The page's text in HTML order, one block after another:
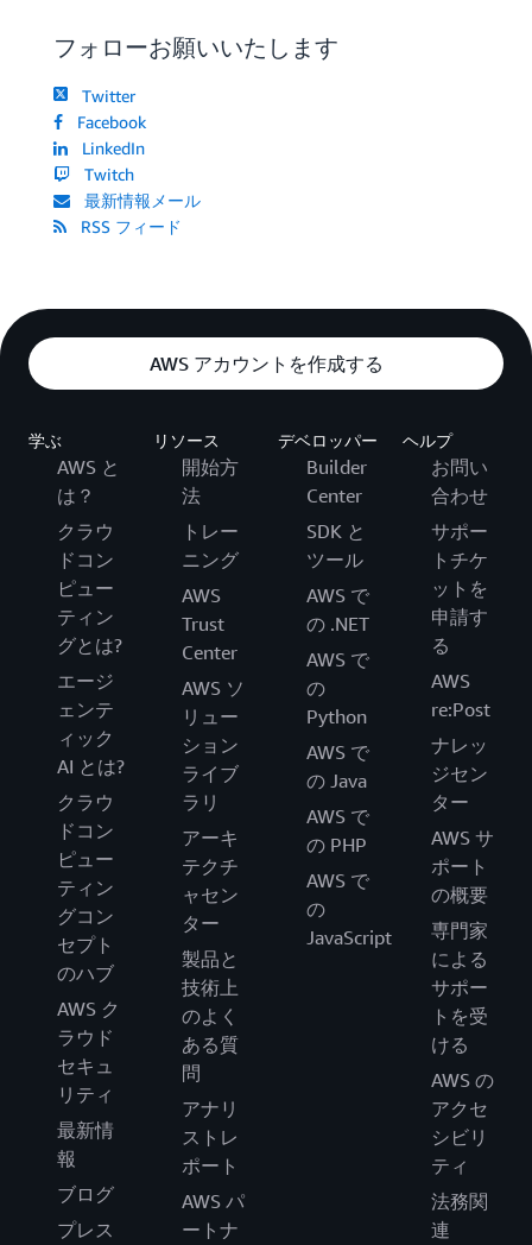
フォローお願いいたします
Twitter
Facebook
LinkedIn
Twitch
最新情報メール
RSS フィード
AWS アカウントを作成する
学ぶ
AWS と
は？
クラウ
ドコン
ピュー
ティン
グとは?
エージ
ェンテ
ィック
AI とは?
クラウ
ドコン
ピュー
ティン
グコン
セプト
のハブ
AWS ク
ラウド
セキュ
リティ
最新情
報
ブログ
プレス
リソース
開始方
法
トレー
ニング
AWS
Trust
Center
AWS ソ
リュー
ション
ライブ
ラリ
アーキ
テクチ
ャセン
ター
製品と
技術上
のよく
ある質
問
アナリ
ストレ
ポート
AWS パ
ートナ
デベロッパー
Builder
Center
SDK と
ツール
AWS で
の .NET
AWS で
の
Python
AWS で
の Java
AWS で
の PHP
AWS で
の
JavaScript
ヘルプ
お問い
合わせ
サポー
トチケ
ットを
申請す
る
AWS
re:Post
ナレッ
ジセン
ター
AWS サ
ポート
の概要
専門家
による
サポー
トを受
ける
AWS の
アクセ
シビリ
ティ
法務関
連